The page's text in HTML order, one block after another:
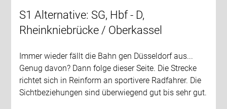
S1 Alternative: SG, Hbf - D,
Rheinkniebrücke / Oberkassel
Immer wieder fällt die Bahn gen Düsseldorf aus...
Genug davon? Dann folge dieser Seite. Die Strecke
richtet sich in Reinform an sportivere Radfahrer. Die
Sichtbeziehungen sind überwiegend gut bis sehr gut.